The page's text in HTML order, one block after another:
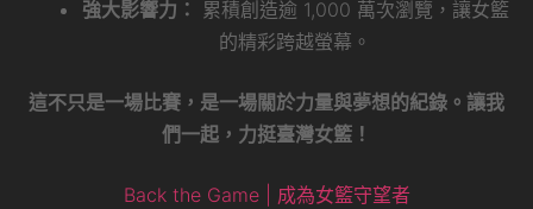
強大影響力：
累積創造逾 1,000 萬次瀏覽，讓女籃
的精彩跨越螢幕。
這不只是一場比賽，是一場關於力量與夢想的紀錄。讓我
們一起，力挺臺灣女籃！
Back the Game | 成為女籃守望者